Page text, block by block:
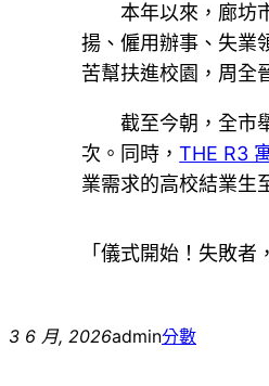
本年以來，廊坊
揚、僱用辦事、失業
苦幫扶進校園，周全
截至今朝，全市
次。同時，THE R3
業需求的高校結業生
「儀式開始！失敗
3 6 月, 2026admin分數